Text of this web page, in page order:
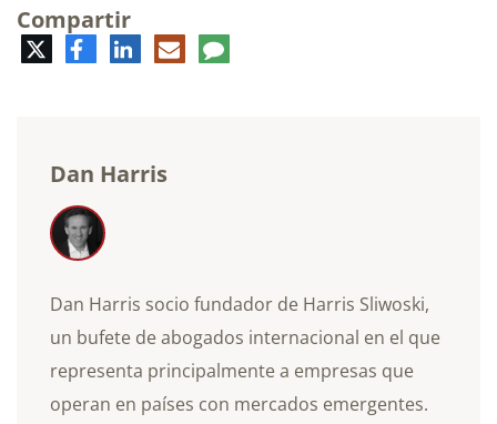
Compartir
TwitterFacebookLinkedInCorreo
electrónico
Comentario
Dan Harris
Dan Harris socio fundador de Harris Sliwoski,
un bufete de abogados internacional en el que
representa principalmente a empresas que
operan en países con mercados emergentes.